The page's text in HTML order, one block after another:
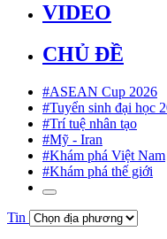
VIDEO
CHỦ ĐỀ
#ASEAN Cup 2026
#Tuyển sinh đại học
#Trí tuệ nhân tạo
#Mỹ - Iran
#Khám phá Việt Nam
#Khám phá thế giới
Tin